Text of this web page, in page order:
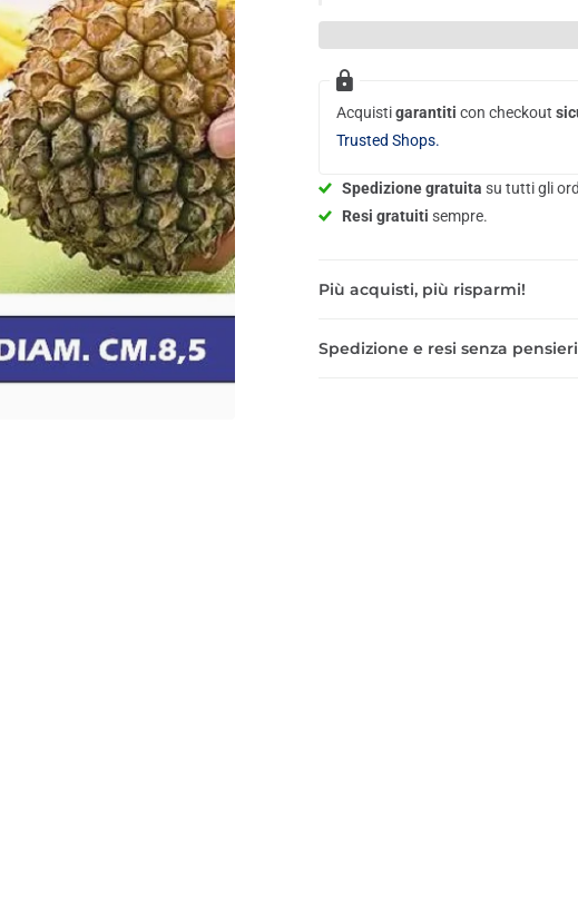
Acquistigarantiti con checkout
Trusted Shops.
Spedizione gratuita su tutti gli
Resi gratuiti sempre.
Più acquisti, più risparmi!
Spedizione e resi senza pensieri